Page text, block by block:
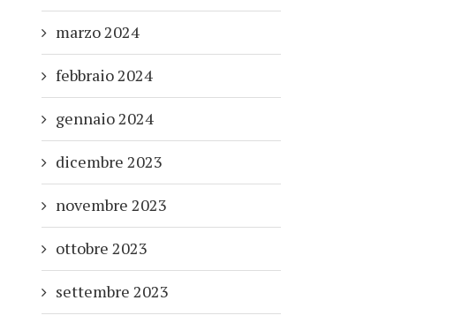
marzo 2024
febbraio 2024
gennaio 2024
dicembre 2023
novembre 2023
ottobre 2023
settembre 2023